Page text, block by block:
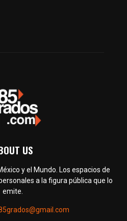
US
y el Mundo. Los espacios de
a la figura pública que lo
emite.